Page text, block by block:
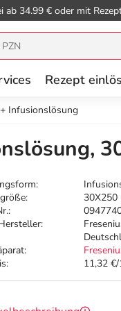
ab 34.99 € oder mit
Rezept
Infusionslösung
30X250
11,32